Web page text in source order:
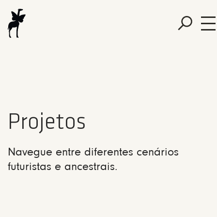
Projetos
Navegue entre diferentes cenários
futuristas e ancestrais.